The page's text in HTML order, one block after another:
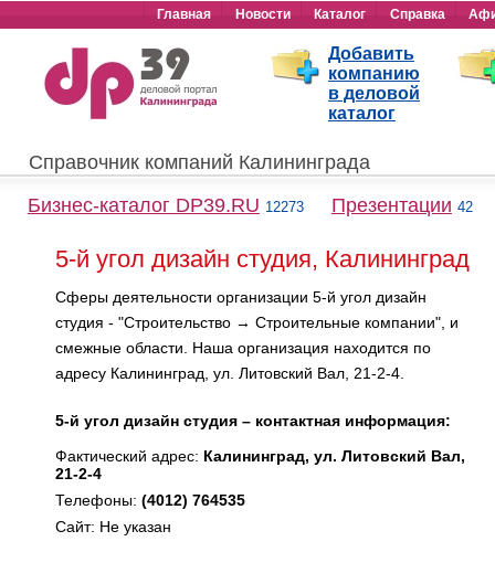
Главная Новости Каталог Справка
Добавить
компанию
в деловой
каталог
Справочник компаний Калининграда
Бизнес-каталог DP39.RU 12273 Презентации 42
5-й угол дизайн студия, Калининград
Сферы деятельности организации 5-й угол дизайн
студия - "Строительство → Строительные компании", и
смежные области. Наша организация находится по
адресу Калининград, ул. Литовский Вал, 21-2-4.
5-й угол дизайн студия – контактная информация:
Фактический адрес: Калининград, ул. Литовский Вал,
21-2-4
Телефоны: (4012) 764535
Сайт: Не указан